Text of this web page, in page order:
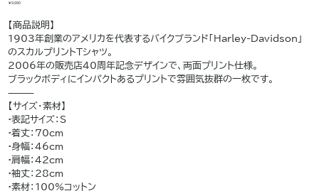
価
￥9,990
【商品説明】
1903年創業のアメリカを代表するバイクブランド「Harley-Davidson」
のスカルプリントTシャツ。
2006年の販売店40周年記念デザインで、両面プリント仕様。
ブラックボディにインパクトあるプリントで雰囲気抜群の一枚です。
⸻
【サイズ・素材】
•表記サイズ：S
•着丈：70cm
•身幅：46cm
•肩幅：42cm
•袖丈：28cm
•素材：100%コットン